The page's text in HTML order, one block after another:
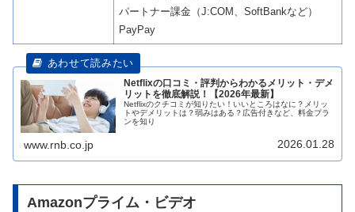
パートナー課金（J:COM、SoftBankなど）
PayPay
Netflixの口コミ・評判からわかるメリット・デメ
リットを徹底解説！【2026年最新】
Netflixのクチコミが知りたい！いいところはなに？メリッ
トやデメリットは？弱みはある？広告付きなど、料金プラ
ンを知り
www.rnb.co.jp 2026.01.28
Amazonプライム・ビデオ